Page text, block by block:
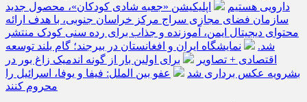
دارویی هستیم
اپلیکیشن «جعبه شادی کودکان»، محصول جدید
سازمان فضای مجازی سراج مرکز خراسان جنوبی، با هدف ارائه
محتوای دیجیتال ایمن، آموزنده و جذاب برای رده سنی کودک منتشر
شد.
نمایشگاه ایران و افغانستان در بیرجند؛ گام بلند توسعه
اقتصادی + تصاویر
برای اولین بار از گونه اندمیک زاغ بور در
بشرویه عکس برداری شد
عفو بین الملل: فیفا و یوفا، اسرائیل را
محروم کنند